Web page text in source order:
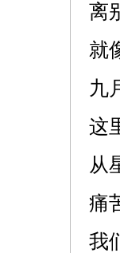
离
就
九
这
从
痛
我